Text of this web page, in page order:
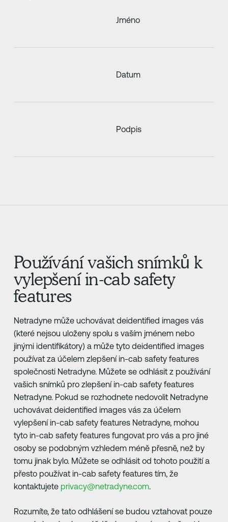
Jméno
Datum
Podpis
Používání vašich snímků k
vylepšení in-cab safety
features
Netradyne může uchovávat deidentified images vás
(které nejsou uloženy spolu s vaším jménem nebo
jinými identifikátory) a může tyto deidentified images
používat za účelem zlepšení in-cab safety features
společnosti Netradyne. Můžete se odhlásit z používání
vašich snímků pro zlepšení in-cab safety features
Netradyne. Pokud se rozhodnete nedovolit Netradyne
uchovávat deidentified images vás za účelem
vylepšení in-cab safety features Netradyne, mohou
tyto in-cab safety features fungovat pro vás a pro jiné
osoby se podobným vzhledem méně přesně, než by
tomu jinak bylo. Můžete se odhlásit od tohoto použití a
přesto používat in-cab safety features tím, že
kontaktujete privacy@netradyne.com.
Rozumíte, že tato odhlášení se budou vztahovat pouze